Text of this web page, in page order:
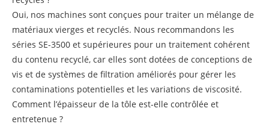
Oui, nos machines sont conçues pour traiter un mélange de
matériaux vierges et recyclés. Nous recommandons les
séries SE-3500 et supérieures pour un traitement cohérent
du contenu recyclé, car elles sont dotées de conceptions de
vis et de systèmes de filtration améliorés pour gérer les
contaminations potentielles et les variations de viscosité.
Comment l’épaisseur de la tôle est-elle contrôlée et
entretenue ?